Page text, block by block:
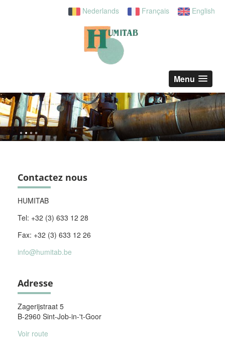
Nederlands Français English
Menu
Contactez nous
HUMITAB
Tel: +32 (3) 633 12 28
Fax: +32 (3) 633 12 26
info@humitab.be
Adresse
Zagerijstraat 5
B-2960 Sint-Job-in-'t-Goor
Voir route